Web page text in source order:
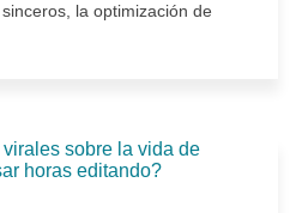
la optimización de